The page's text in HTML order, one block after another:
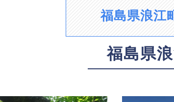
福島県浪江
福島県